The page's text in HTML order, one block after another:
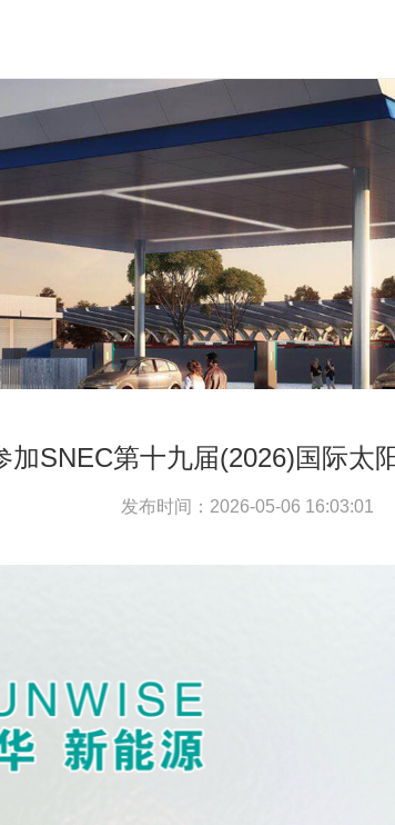
加SNEC第十九届(2026)国际太
发布时间： 2026-05-06 16:03:01